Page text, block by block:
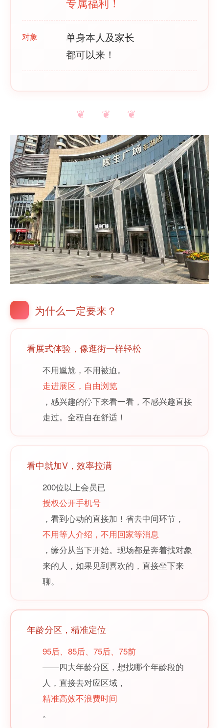
对象
单身本人及家长
都可以来！
❦ ❦ ❦
为什么一定要来？
看展式体验，像逛街一样轻松
不用尴尬，不用被迫。
走进展区，自由浏览
，感兴趣的停下来看一看，不感兴趣直接
走过。全程自在舒适！
看中就加V，效率拉满
200位以上会员已
授权公开手机号
，看到心动的直接加！省去中间环节，
不用等人介绍，不用回家等消息
，缘分从当下开始。现场都是奔着找对象
来的人，如果见到喜欢的，直接坐下来
聊。
年龄分区，精准定位
95后、85后、75后、75前
——四大年龄分区，想找哪个年龄段的
人，直接去对应区域，
精准高效不浪费时间
。